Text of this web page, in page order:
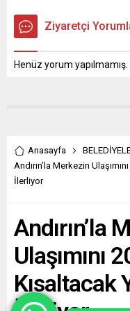
Ziyaretçi
Henüz yorum yapılmamış.
Anasayfa
Andırın’la Merkezin
İlerliyor
Andırın’la
Ulaşımını
Kısaltacak